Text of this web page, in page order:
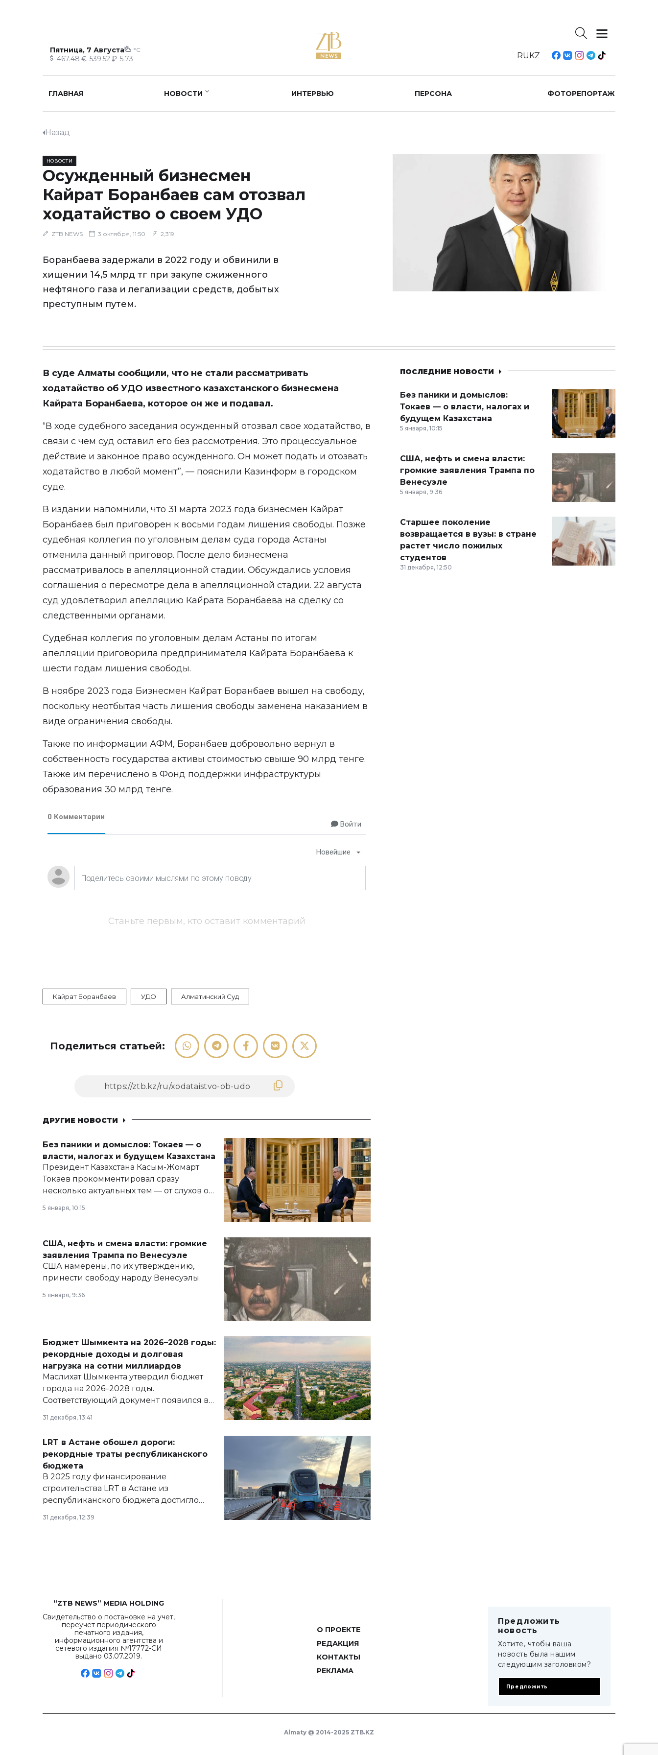
Пятница, 7 Августа °C
467.48 539.52 5.73 RUKZ
ГЛАВНАЯ НОВОСТИ ИНТЕРВЬЮ ПЕРСОНА ФОТОРЕПОРТАЖ
Назад
НОВОСТИ
Осужденный бизнесмен
Кайрат Боранбаев сам отозвал
ходатайство о своем УДО
ZTB NEWS 3 октября, 11:50 2,319
Боранбаева задержали в 2022 году и обвинили в
хищении 14,5 млрд тг при закупе сжиженного
нефтяного газа и легализации средств, добытых
преступным путем.
В суде Алматы сообщили, что не стали рассматривать
ходатайство об УДО известного казахстанского бизнесмена
Кайрата Боранбаева, которое он же и подавал.
“В ходе судебного заседания осужденный отозвал свое ходатайство, в
связи с чем суд оставил его без рассмотрения. Это процессуальное
действие и законное право осужденного. Он может подать и отозвать
ходатайство в любой момент”, — пояснили Казинформ в городском
суде.
В издании напомнили, что 31 марта 2023 года бизнесмен Кайрат
Боранбаев был приговорен к восьми годам лишения свободы. Позже
судебная коллегия по уголовным делам суда города Астаны
отменила данный приговор. После дело бизнесмена
рассматривалось в апелляционной стадии. Обсуждались условия
соглашения о пересмотре дела в апелляционной стадии. 22 августа
суд удовлетворил апелляцию Кайрата Боранбаева на сделку со
следственными органами.
Судебная коллегия по уголовным делам Астаны по итогам
апелляции приговорила предпринимателя Кайрата Боранбаева к
шести годам лишения свободы.
В ноябре 2023 года Бизнесмен Кайрат Боранбаев вышел на свободу,
поскольку неотбытая часть лишения свободы заменена наказанием в
виде ограничения свободы.
Также по информации АФМ, Боранбаев добровольно вернул в
собственность государства активы стоимостью свыше 90 млрд тенге.
Также им перечислено в Фонд поддержки инфраструктуры
образования 30 млрд тенге.
0 Комментарии
Войти
Новейшие
Станьте первым, кто оставит комментарий
Кайрат Боранбаев УДО Алматинский Суд
Поделиться статьей:
ДРУГИЕ НОВОСТИ
Без паники и домыслов: Токаев — о
власти, налогах и будущем Казахстана
Президент Казахстана Касым-Жомарт
Токаев прокомментировал сразу
несколько актуальных тем — от слухов о
армии, экономики и личного здоровья.
5 января, 10:15
США, нефть и смена власти: громкие
заявления Трампа по Венесуэле
США намерены, по их утверждению,
принести свободу народу Венесуэлы.
5 января, 9:36
Бюджет Шымкента на 2026–2028 годы:
рекордные доходы и долговая
нагрузка на сотни миллиардов
Маслихат Шымкента утвердил бюджет
города на 2026–2028 годы.
Соответствующий документ появился в
базе нормативных правовых актов и на
сайте маслихат города.
31 декабря, 13:41
LRT в Астане обошел дороги:
рекордные траты республиканского
бюджета
В 2025 году финансирование
строительства LRT в Астане из
республиканского бюджета достигло
рекордных объемов.
31 декабря, 12:39
ПОСЛЕДНИЕ НОВОСТИ
Без паники и домыслов:
Токаев — о власти, налогах и
будущем Казахстана
5 января, 10:15
США, нефть и смена власти:
громкие заявления Трампа по
Венесуэле
5 января, 9:36
Старшее поколение
возвращается в вузы: в стране
растет число пожилых
студентов
31 декабря, 12:50
“ZTB NEWS” MEDIA HOLDING
Свидетельство о постановке на учет,
переучет периодического
печатного издания,
информационного агентства и
сетевого издания №17772-СИ
выдано 03.07.2019.
О ПРОЕКТЕ
РЕДАКЦИЯ
КОНТАКТЫ
РЕКЛАМА
Предложить
новость
Хотите, чтобы ваша
новость была нашим
следующим заголовком?
Предложить
Almaty @ 2014-2025 ZTB.KZ